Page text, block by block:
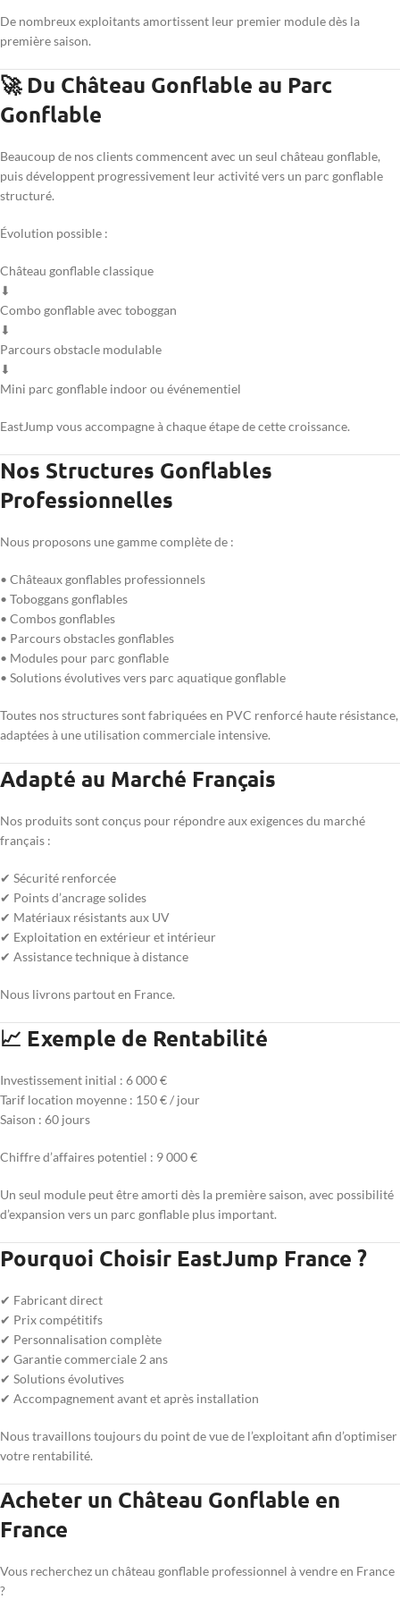
De nombreux exploitants amortissent leur premier module dès la
première saison.
🚀 Du Château Gonflable au Parc
Gonflable
Beaucoup de nos clients commencent avec un seul château gonflable,
puis développent progressivement leur activité vers un parc gonflable
structuré.
Évolution possible :
Château gonflable classique
⬇
Combo gonflable avec toboggan
⬇
Parcours obstacle modulable
⬇
Mini parc gonflable indoor ou événementiel
EastJump vous accompagne à chaque étape de cette croissance.
Nos Structures Gonflables
Professionnelles
Nous proposons une gamme complète de :
• Châteaux gonflables professionnels
• Toboggans gonflables
• Combos gonflables
• Parcours obstacles gonflables
• Modules pour parc gonflable
• Solutions évolutives vers parc aquatique gonflable
Toutes nos structures sont fabriquées en PVC renforcé haute résistance,
adaptées à une utilisation commerciale intensive.
Adapté au Marché Français
Nos produits sont conçus pour répondre aux exigences du marché
français :
✔ Sécurité renforcée
✔ Points d’ancrage solides
✔ Matériaux résistants aux UV
✔ Exploitation en extérieur et intérieur
✔ Assistance technique à distance
Nous livrons partout en France.
📈 Exemple de Rentabilité
Investissement initial : 6 000 €
Tarif location moyenne : 150 € / jour
Saison : 60 jours
Chiffre d’affaires potentiel : 9 000 €
Un seul module peut être amorti dès la première saison, avec possibilité
d’expansion vers un parc gonflable plus important.
Pourquoi Choisir EastJump France ?
✔ Fabricant direct
✔ Prix compétitifs
✔ Personnalisation complète
✔ Garantie commerciale 2 ans
✔ Solutions évolutives
✔ Accompagnement avant et après installation
Nous travaillons toujours du point de vue de l’exploitant afin d’optimiser
votre rentabilité.
Acheter un Château Gonflable en
France
Vous recherchez un château gonflable professionnel à vendre en France
?